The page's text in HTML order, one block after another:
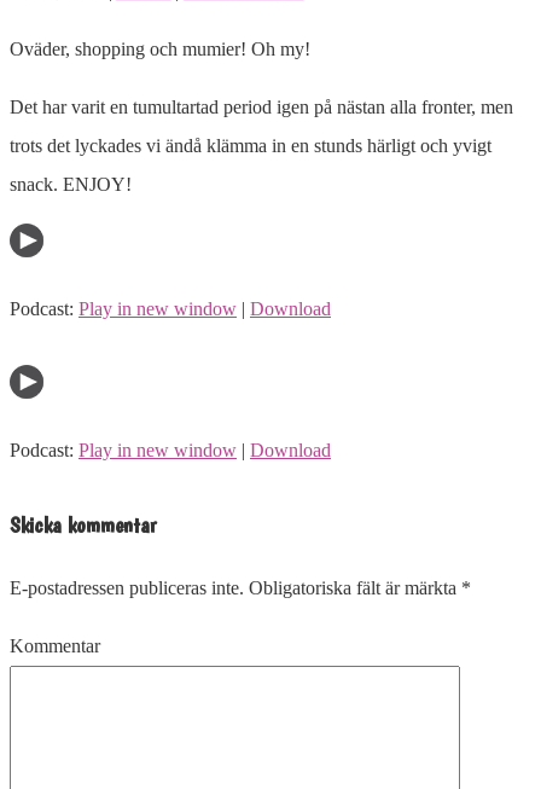
Oväder, shopping och mumier! Oh my!
Det har varit en tumultartad period igen på nästan alla fronter, men
trots det lyckades vi ändå klämma in en stunds härligt och yvigt
snack. ENJOY!
Podcast: Play in new window | Download
Podcast: Play in new window | Download
Skicka kommentar
E-postadressen publiceras inte. Obligatoriska fält är märkta *
Kommentar